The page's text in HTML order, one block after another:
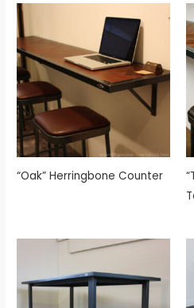
“Oak” Herringbone Counter